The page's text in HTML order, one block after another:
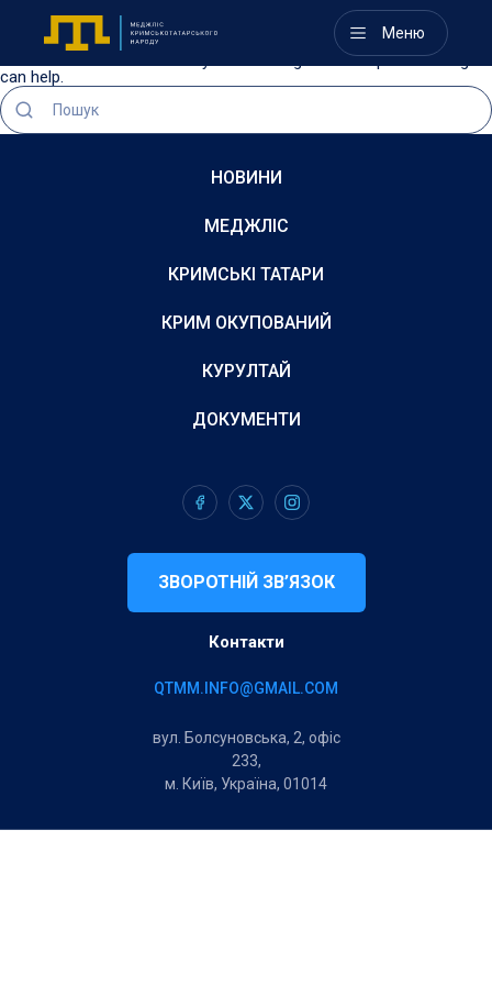
Меню
Nothing Found
It seems we can’t find what you’re looking for. Perhaps searching
can help.
НОВИНИ
МЕДЖЛІС
КРИМСЬКІ ТАТАРИ
КРИМ ОКУПОВАНИЙ
КУРУЛТАЙ
ДОКУМЕНТИ
ЗВОРОТНІЙ ЗВ’ЯЗОК
Контакти
QTMM.INFO@GMAIL.COM
вул. Болсуновська, 2, офіс
233,
м. Київ, Україна, 01014